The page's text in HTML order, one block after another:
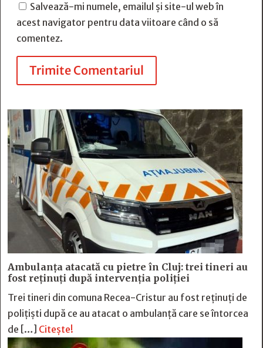
Salvează-mi numele, emailul și site-ul web în
acest navigator pentru data viitoare când o să
comentez.
Trimite Comentariul
Ambulanța atacată cu pietre în Cluj: trei tineri au
fost reținuți după intervenția poliției
Trei tineri din comuna Recea-Cristur au fost reținuți de
polițiști după ce au atacat o ambulanță care se întorcea
de […] Citește!